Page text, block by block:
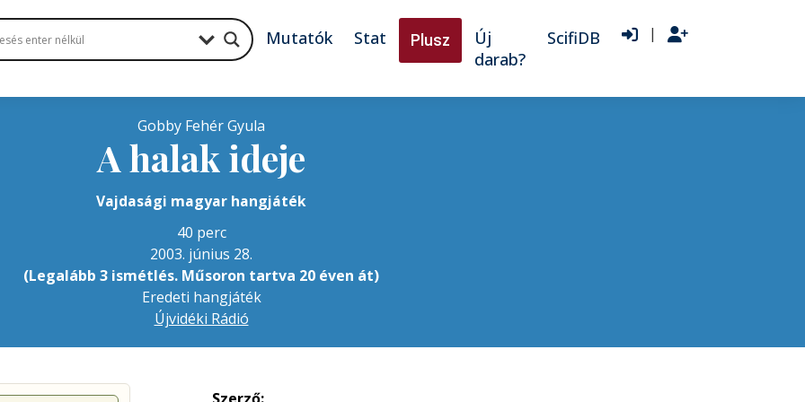
Mutatók Stat Plusz
Új
darab?
ScifiDB |
Gobby Fehér Gyula
A halak ideje
Vajdasági magyar hangjáték
40 perc
2003. június 28.
(Legalább 3 ismétlés. Műsoron tartva 20 éven át)
Eredeti hangjáték
Újvidéki Rádió